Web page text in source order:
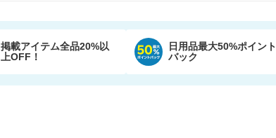
掲載アイテム全品20%以
上OFF！
日用品最大50%ポイント
バック